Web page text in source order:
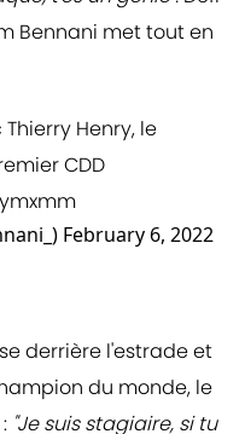
Bennani met tout en
Henry, le
CDD
February 6, 2022
derrière l'estrade et
du monde, le
"Je suis stagiaire, si tu